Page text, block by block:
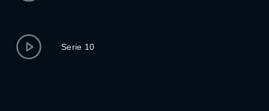
Serie 10